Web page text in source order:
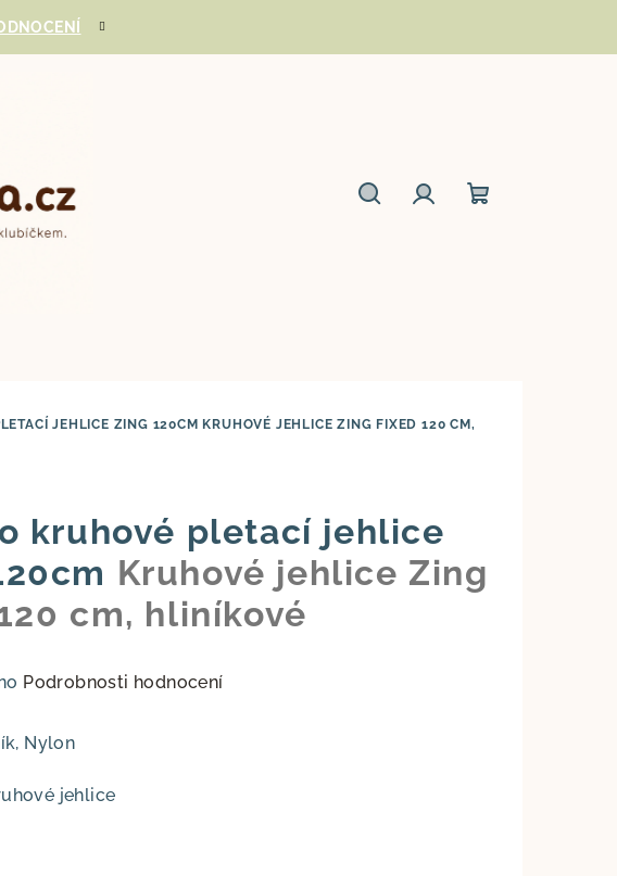
JEHLICE ZING 120CM KRUHOVÉ JEHLICE ZING FIXED 120 CM,
kruhové pletací jehlice
Kruhové jehlice Zing
cm, hliníkové
Podrobnosti hodnocení
Nylon
jehlice